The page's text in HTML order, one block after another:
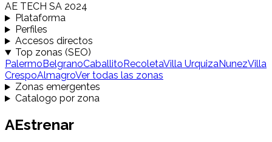
AE TECH SA 2024
Plataforma
Perfiles
Accesos directos
Top zonas (SEO)
Palermo BelgranoCaballito RecoletaVilla UrquizaNunezVilla
CrespoAlmagroVer todas las zonas
Zonas emergentes
Catalogo por zona
AEstrenar